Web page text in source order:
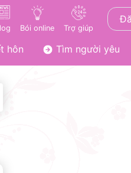
Bói online Trợ giúp
hôn Tìm người yêu